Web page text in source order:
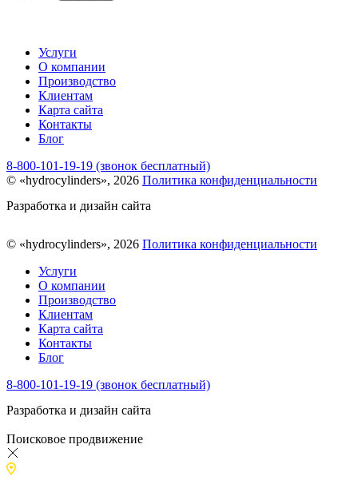
Услуги
О компании
Производство
Клиентам
Карта сайта
Контакты
Блог
8-800-101-19-19 (звонок бесплатный)
© «hydrocylinders», 2026 Политика конфиденциальности
Разработка и дизайн сайта
© «hydrocylinders», 2026 Политика конфиденциальности
Услуги
О компании
Производство
Клиентам
Карта сайта
Контакты
Блог
8-800-101-19-19 (звонок бесплатный)
Разработка и дизайн сайта
Поисковое продвижение